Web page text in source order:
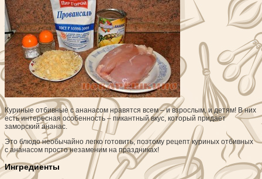
Куриные отбивные с ананасом нравятся всем – и взрослым, и детям! В них
есть интересная особенность – пикантный вкус, который придает
заморский ананас.
Это блюдо необычайно легко готовить, поэтому рецепт куриных отбивных
с ананасом просто незаменим на праздниках!
Ингредиенты